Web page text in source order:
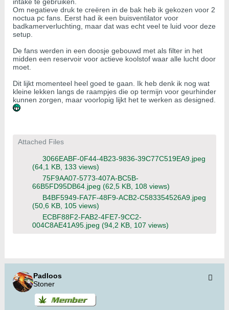
Om negatieve druk te creëren in de bak heb ik gekozen voor 2
noctua pc fans. Eerst had ik een buisventilator voor
badkamerverluchting, maar dat was echt veel te luid voor deze
setup.
De fans werden in een doosje gebouwd met als filter in het
midden een reservoir voor actieve koolstof waar alle lucht door
moet.
Dit lijkt momenteel heel goed te gaan. Ik heb denk ik nog wat
kleine lekken langs de raampjes die op termijn voor geurhinder
kunnen zorgen, maar voorlopig lijkt het te werken as designed.
Attached Files
3066EABF-0F44-4B23-9836-39C77C519EA9.jpeg
(64,1 KB, 133 views)
75F9AA07-5773-407A-BC5B-
66B5FD95DB64.jpeg (62,5 KB, 108 views)
B4BF5949-FA7F-48F9-ACB2-C583354526A9.jpeg
(50,6 KB, 105 views)
ECBF88F2-FAB2-4FE7-9CC2-
004C8AE41A95.jpeg (94,2 KB, 107 views)
Padloos
Stoner